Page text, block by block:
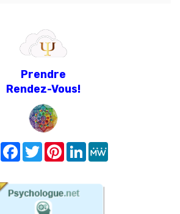
Prendre
Rendez-Vous!
Share FacebookTwitterPinterest
LinkedIn